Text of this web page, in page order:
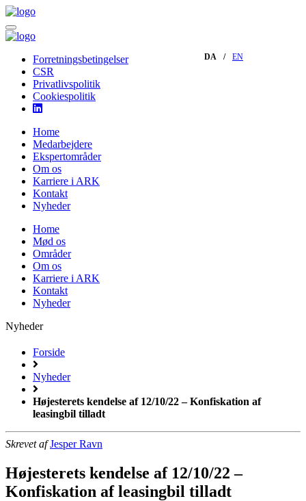
DA EN
Forretningsbetingelser
CSR
Privatlivspolitik
Cookiespolitik
Home
Medarbejdere
Ekspertområder
Om os
Karriere i ARK
Kontakt
Nyheder
Home
Mød os
Områder
Om os
Karriere i ARK
Kontakt
Nyheder
Nyheder
Forside
Nyheder
Højesterets kendelse af 12/10/22 – Konfiskation af
leasingbil tilladt
Skrevet afJesper Ravn
Højesterets kendelse af 12/10/22 –
Konfiskation af leasingbil tilladt